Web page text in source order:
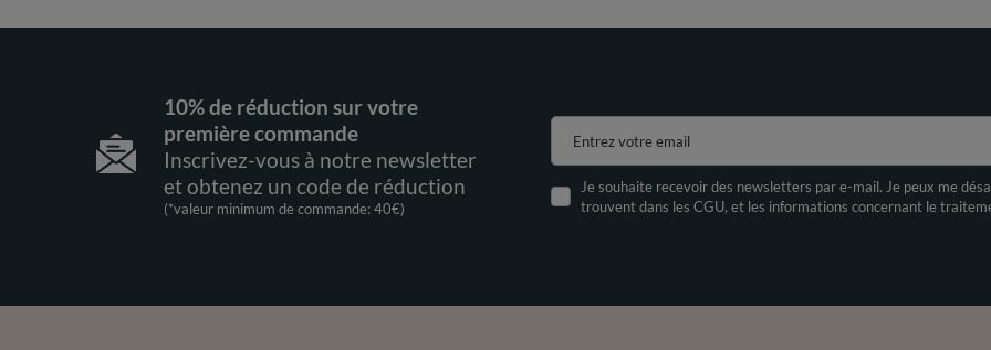
10% de réduction sur votre
première commande
Inscrivez-vous à notre newsletter
et obtenez un code de réduction
(*valeur minimum de commande: 40€)
Entrez votre email
Je souhaite recevoir des newsletters par e-mail. Je peux me
trouvent dans les CGU, et les informations concernant le